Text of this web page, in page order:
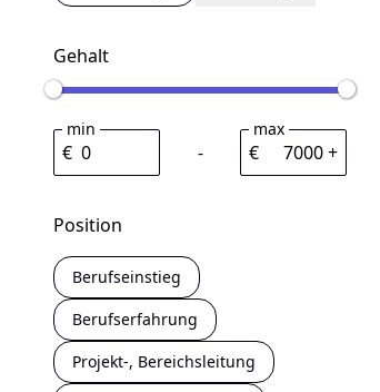
Gehalt
€
min
- € +
max
Position
Berufseinstieg
Berufserfahrung
Projekt-, Bereichsleitung